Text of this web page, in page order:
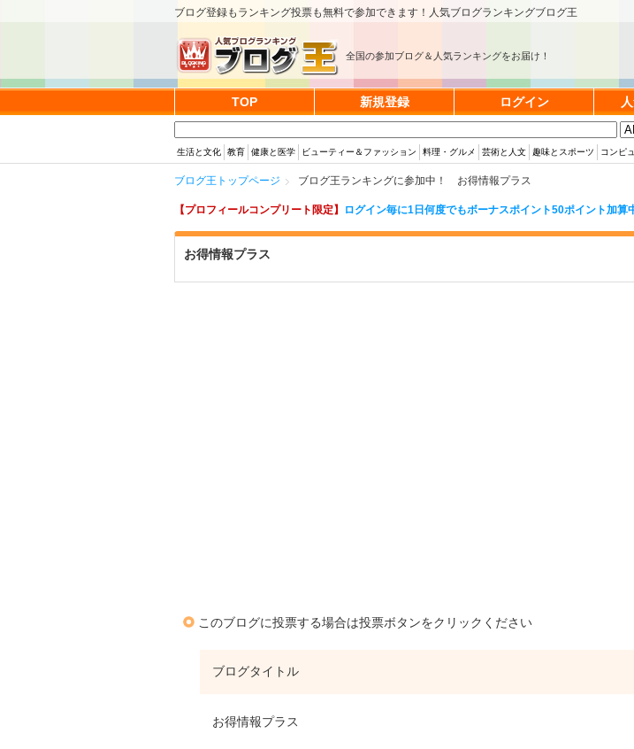
ブログ登録もランキング投票も無料で参加できます！人気ブログランキングブログ王
全国の参加ブログ＆人気ランキングをお届け！
TOP 新規登録 ログイン
生活と文化 教育 健康と医学 ビューティー＆ファッション 料理・グルメ 芸術と人文 趣味とスポーツ コンピ
ブログ王トップページ ブログ王ランキングに参加中！ お得情報プラス
【プロフィールコンプリート限定】 ログイン毎に1日何度でもボーナスポイント50ポイント加算
お得情報プラス
このブログに投票する場合は投票ボタンをクリックください
ブログタイトル
お得情報プラス